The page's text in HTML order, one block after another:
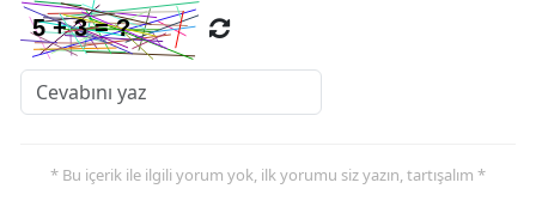
* Bu içerik ile ilgili yorum yok, ilk yorumu siz yazın, tartışalım *